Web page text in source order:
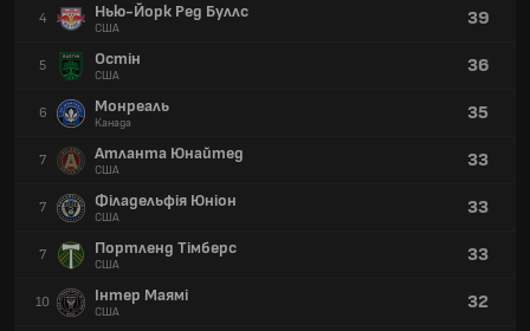
4 Нью-Йорк Ред Буллс
США 39
5 Остін
США 36
6 Монреаль
Канада 35
7 Атланта Юнайтед
США 33
7 Філадельфія Юніон
США 33
7 Портленд Тімберс
США 33
10 Інтер Маямі
США 32